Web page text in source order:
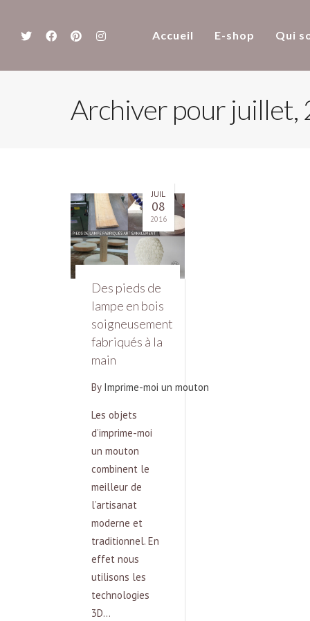
Accueil E-shop Qui
Archiver pour juillet,
JUIL
08
2016
Des pieds de
lampe en bois
soigneusement
fabriqués à la
main
By Imprime-moi un mouton
Les objets
d’imprime-moi
un mouton
combinent le
meilleur de
l’artisanat
moderne et
traditionnel. En
effet nous
utilisons les
technologies
3D…